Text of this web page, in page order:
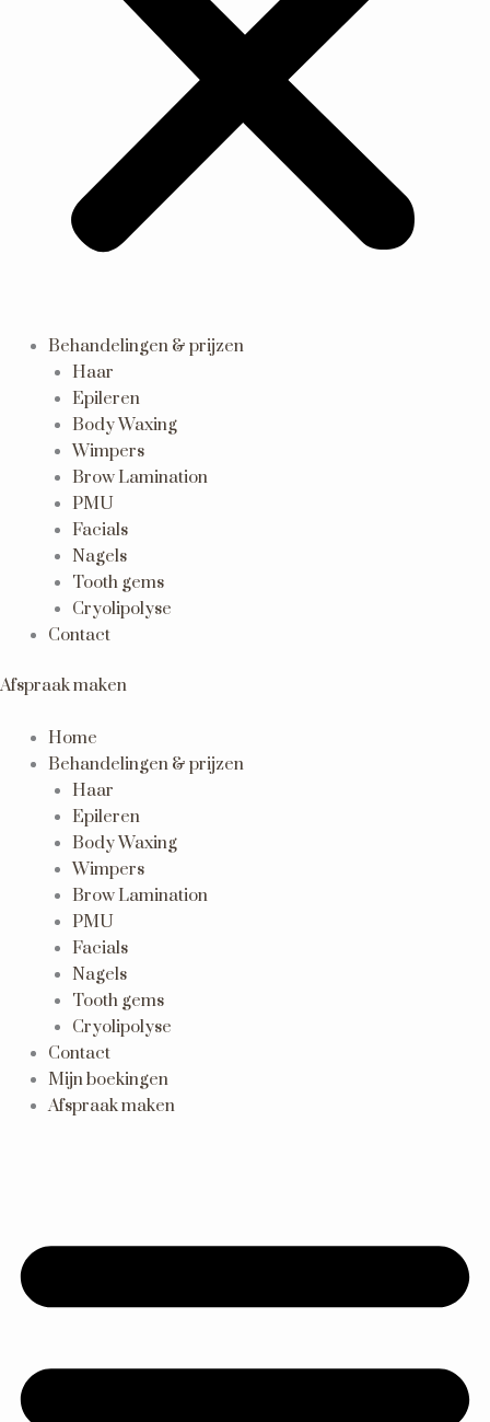
Behandelingen & prijzen
Haar
Epileren
Body Waxing
Wimpers
Brow Lamination
PMU
Facials
Nagels
Tooth gems
Cryolipolyse
Contact
Afspraak maken
Home
Behandelingen & prijzen
Haar
Epileren
Body Waxing
Wimpers
Brow Lamination
PMU
Facials
Nagels
Tooth gems
Cryolipolyse
Contact
Mijn boekingen
Afspraak maken